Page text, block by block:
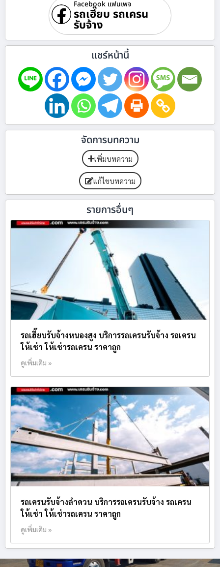
Facebook แฟนเพจ
รถเฮี๊ยบ รถเครน
รับจ้าง
แชร์หน้านี้
จัดการบทความ
เพิ่มบทความ
แก้ไขบทความ
รายการอื่นๆ
รถเฮี๊ยบรับจ้างหนองสูง บริการรถเครนรับจ้าง รถเครน
ให้เช่า ให้เช่ารถเครน ราคาถูก
ดูเพิ่มเติม »
รถเครนรับจ้างลำดวน บริการรถเครนรับจ้าง รถเครน
ให้เช่า ให้เช่ารถเครน ราคาถูก
ดูเพิ่มเติม »